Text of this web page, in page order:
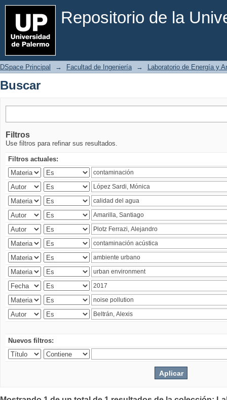
Repositorio de la
Buscar
DSpace Principal → Facultad de Ingeniería → Laboratorio de Energía y
Buscar
Filtros
Use filtros para refinar sus resultados.
Filtros actuales:
Nuevos filtros: